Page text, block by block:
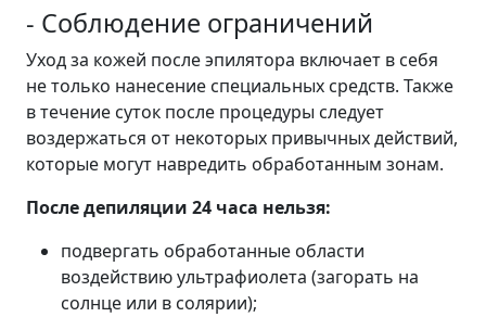
- Соблюдение ограничений
Уход за кожей после эпилятора включает в себя
не только нанесение специальных средств. Также
в течение суток после процедуры следует
воздержаться от некоторых привычных действий,
которые могут навредить обработанным зонам.
После депиляции 24 часа нельзя:
подвергать обработанные области
воздействию ультрафиолета (загорать на
солнце или в солярии);